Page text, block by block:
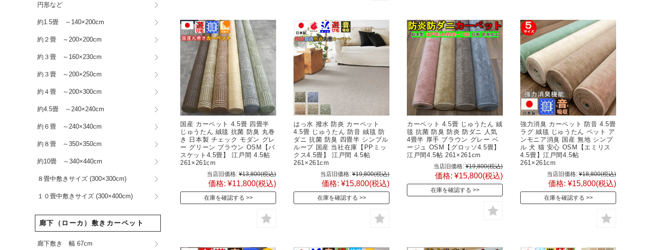
国産 カーペット 4.5畳 四畳半
じゅうたん 絨毯 抗菌 防臭 丸巻
き 日本製 チェック モダン グレ
ー グリーン ブラウン OSM【バ
スケット4.5畳】 江戸間 4.5帖
261×261cm
当店旧価格: ¥13,800(税込)
価格: ¥11,800(税込)
在庫を確認する
はっ水 撥水 防炎 カーペット
4.5畳 じゅうたん 防音 絨毯 防
ダニ 抗菌 防臭 四畳半 シンプル
ループ 国産 当社在庫【PPミッ
クス4.5畳】 江戸間 4.5帖
261×261cm
当店旧価格: ¥19,800(税込)
価格: ¥15,800(税込)
在庫を確認する
カーペット 4.5畳 じゅうたん 絨
毯 抗菌 防臭 防炎 防ダニ 人気
4畳半 厚手 ブラウン グレー ベ
ージュ OSM【グロッソ4.5畳】
江戸間4.5帖 261×261cm
当店旧価格: ¥19,800(税込)
価格: ¥15,800(税込)
在庫を確認する
強力消臭 カーペット 防音 4.5畳
ラグ 絨毯 じゅうたん ペット ア
ンモニア消臭 国産 無地 シンプ
ル 犬 猫 安心 OSM【エミリス
4.5畳】江戸間4.5帖
261×261cm
当店旧価格: ¥18,800(税込)
価格: ¥15,800(税込)
在庫を確認する
円形など
約1.5畳 ～140×200cm
約２畳 ～200×200cm
約３畳 ～160×230cm
約３畳 ～200×250cm
約４畳 ～200×300cm
約4.5畳 ～240×240cm
約６畳 ～240×340cm
約８畳 ～350×350cm
約10畳 ～340×440cm
８畳中敷きサイズ (300×300cm)
１０畳中敷きサイズ (300×400cm)
廊下（ローカ）敷きカーペット
廊下敷き 幅 67cm